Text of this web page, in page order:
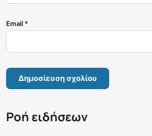
Email *
Ροή ειδήσεων